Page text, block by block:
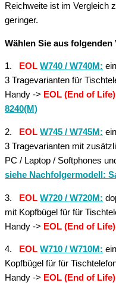
Reichweite ist im Vergleich
geringer.
Wählen Sie aus folgenden
1. EOL W740 / W740M:
3 Tragevarianten für
Handy -> EOL (End of Life)
8240(M)
2. EOL W745 / W745M:
3 Tragevarianten mit
PC / Laptop / Softphones
siehe Nachfolgermodell:
3. EOL W720 / W720M:
mit Kopfbügel für für
Handy -> EOL (End of
4. EOL W710 / W710M:
Kopfbügel für für
Handy -> EOL (End of